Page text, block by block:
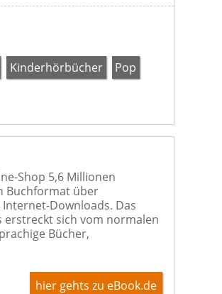
Kinderhörbücher
Pop
Shop 5,6 Millionen
Buchformat über
Downloads. Das
erstreckt sich vom normalen
Bücher,
hier gehts zu eBook.de